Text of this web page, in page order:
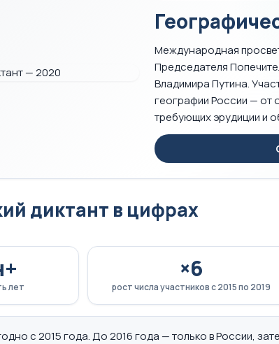
Международная
Председателя
Владимира Путина.
географии России — от
требующих эрудиции и
диктант в цифрах
лет
×6
рост числа участников с 2015 по 2019
с 2015 года. До 2016 года — только в России,